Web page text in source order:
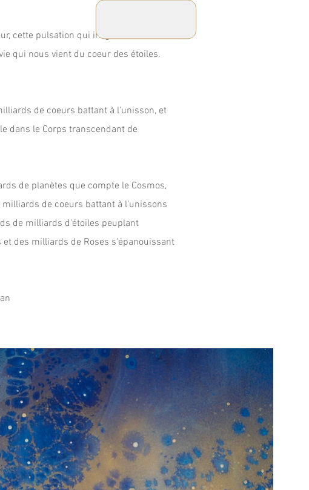
cette pulsation qui irrigue vos veines
qui nous vient du coeur des étoiles.
de coeurs battant à l'unisson, et
dans le Corps transcendant de
de planètes que compte le Cosmos,
de coeurs battant à l'unissons
de milliards d'étoiles peuplant
des milliards de Roses s'épanouissant